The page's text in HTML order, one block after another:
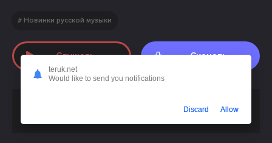
Новинки русской музыки
Слушать Скачать
или слушать
teruk.net
Would like to send you notifications
Discard Allow